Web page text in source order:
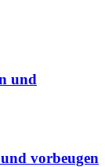
und
vorbeugen